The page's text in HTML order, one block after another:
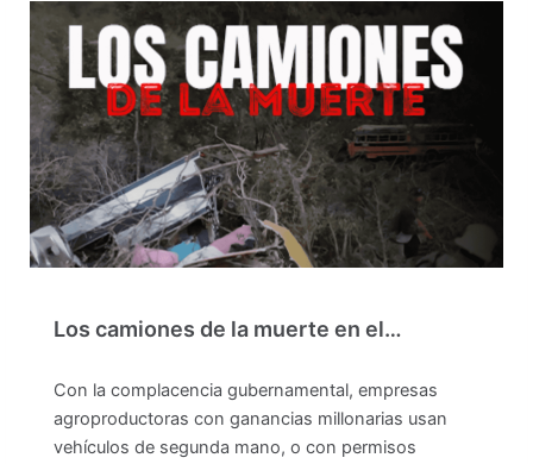
Los camiones de la muerte en el…
Con la complacencia gubernamental, empresas
agroproductoras con ganancias millonarias usan
vehículos de segunda mano, o con permisos